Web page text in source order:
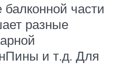
части
разные
и т.д. Для